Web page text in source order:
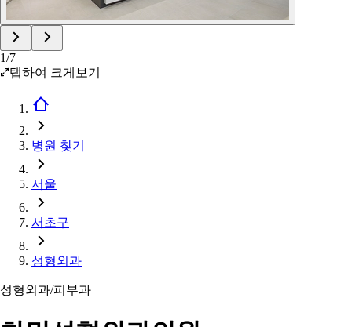
1/7
탭하여 크게보기
병원 찾기
서울
서초구
성형외과
성형외과/피부과